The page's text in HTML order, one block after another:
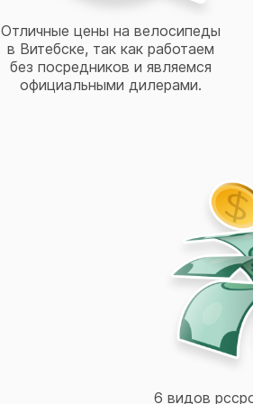
Отличные цены на велосипеды
в Витебске, так как работаем
без посредников и являемся
официальными дилерами.
6 видов